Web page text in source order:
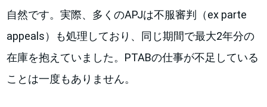
自然です。実際、多くのAPJは不服審判（ex parte
appeals）も処理しており、同じ期間で最大2年分の
在庫を抱えていました。PTABの仕事が不足している
ことは一度もありません。